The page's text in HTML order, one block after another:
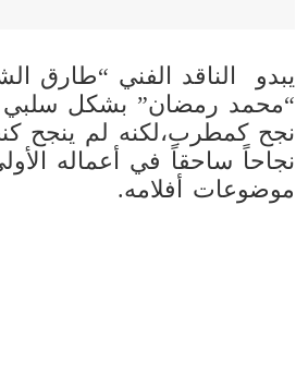
يبدو الناقد الفني “طارق
“محمد رمضان” بشكل سلبي
نجح كمطرب،لكنه لم ينجح
نجاحاً ساحقاً في أعماله
موضوعات أفلامه.